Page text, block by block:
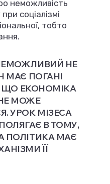
неможливість
соціалізмі
тобто
НЕ
МАЄ ПОГАНІ
ЩО ЕКОНОМІКА
МОЖЕ
УРОК МІЗЕСА
В ТОМУ,
ПОЛІТИКА МАЄ
ЇЇ